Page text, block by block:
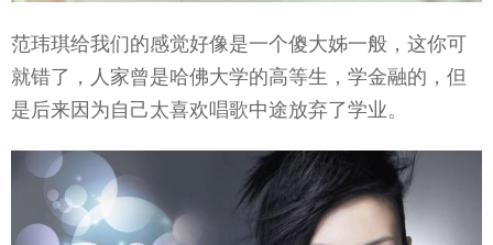
范玮琪给我们的感觉好像是一个傻大姊一般，这你可
就错了，人家曾是哈佛大学的高等生，学金融的，但
是后来因为自己太喜欢唱歌中途放弃了学业。